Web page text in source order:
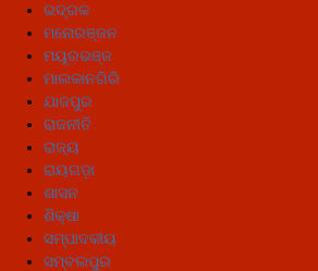
ଭଦ୍ରକ
ମନୋରଞ୍ଜନ
ମୟୂରଭଞ୍ଜ
ମାଲକାନଗିରି
ଯାଜପୁର
ରାଜନୀତି
ରାଜ୍ୟ
ରାୟଗଡ଼ା
ଶାସନ
ଶିକ୍ଷା
ସମ୍ପାଦକୀୟ
ସମ୍ବଲପୁର